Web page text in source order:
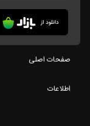
صفحات اصلی
اطلاعات